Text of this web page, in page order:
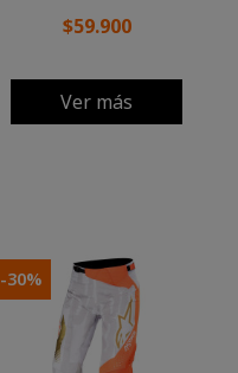
$59.900
Ver más
-30%